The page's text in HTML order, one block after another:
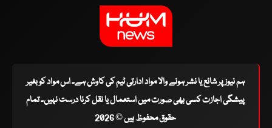
ہم نیوز پر شائع یا نشر ہونے والا مواد ادارتی ٹیم کی کاوش ہے۔ اس مواد کو بغیر
پیشگی اجازت کسی بھی صورت میں استعمال یا نقل کرنا درست نہیں۔ تمام
حقوق محفوظ ہیں © 2026